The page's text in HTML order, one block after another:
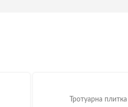
Тротуарна плитка